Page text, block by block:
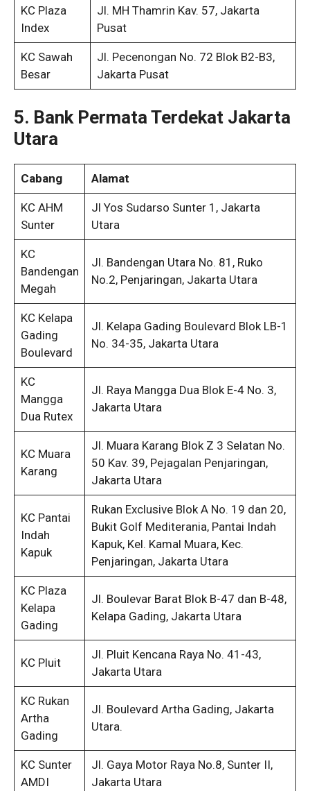
KC Plaza
Index
Jl. MH Thamrin Kav. 57, Jakarta
Pusat
KC Sawah
Besar
Jl. Pecenongan No. 72 Blok B2-B3,
Jakarta Pusat
5. Bank Permata Terdekat Jakarta
Utara
Cabang Alamat
KC AHM
Sunter
Jl Yos Sudarso Sunter 1, Jakarta
Utara
KC
Bandengan
Megah
Jl. Bandengan Utara No. 81, Ruko
No.2, Penjaringan, Jakarta Utara
KC Kelapa
Gading
Boulevard
Jl. Kelapa Gading Boulevard Blok LB-1
No. 34-35, Jakarta Utara
KC
Mangga
Dua Rutex
Jl. Raya Mangga Dua Blok E-4 No. 3,
Jakarta Utara
KC Muara
Karang
Jl. Muara Karang Blok Z 3 Selatan No.
50 Kav. 39, Pejagalan Penjaringan,
Jakarta Utara
KC Pantai
Indah
Kapuk
Rukan Exclusive Blok A No. 19 dan 20,
Bukit Golf Mediterania, Pantai Indah
Kapuk, Kel. Kamal Muara, Kec.
Penjaringan, Jakarta Utara
KC Plaza
Kelapa
Gading
Jl. Boulevar Barat Blok B-47 dan B-48,
Kelapa Gading, Jakarta Utara
KC Pluit
Jl. Pluit Kencana Raya No. 41-43,
Jakarta Utara
KC Rukan
Artha
Gading
Jl. Boulevard Artha Gading, Jakarta
Utara.
KC Sunter
AMDI
Jl. Gaya Motor Raya No.8, Sunter II,
Jakarta Utara